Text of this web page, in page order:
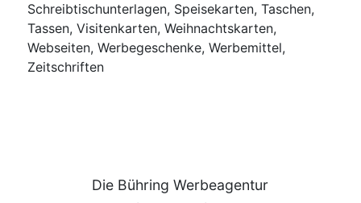
Schreibtischunterlagen, Speisekarten, Taschen,
Tassen, Visitenkarten, Weihnachtskarten,
Webseiten, Werbegeschenke, Werbemittel,
Zeitschriften
Die Bühring Werbeagentur